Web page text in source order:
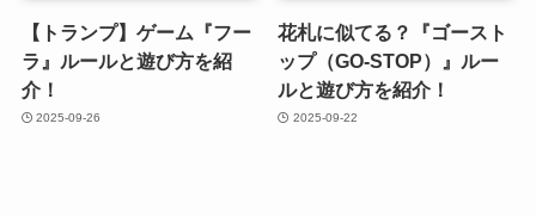
【トランプ】ゲーム『フー
ラ』ルールと遊び方を紹
介！
2025-09-26
花札に似てる？『ゴースト
ップ（GO-STOP）』ルー
ルと遊び方を紹介！
2025-09-22